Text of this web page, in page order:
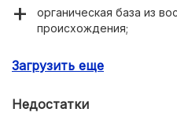
органическая база из
происхождения;
составе;
Загрузить еще
Недостатки